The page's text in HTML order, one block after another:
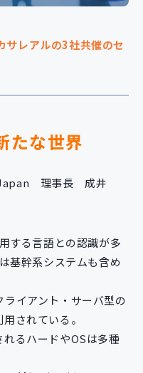
レアルの3社共催のセ
たな世界
Japan 理事長 成井
する言語との認識が多
基幹系システムも含め
イアント・サーバ型の
されている。
るハードやOSは多種